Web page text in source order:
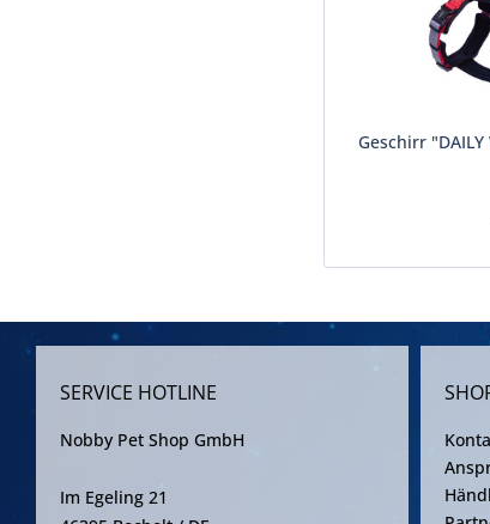
Geschirr "DAILY
SERVICE HOTLINE
Nobby Pet Shop GmbH
Im Egeling 21